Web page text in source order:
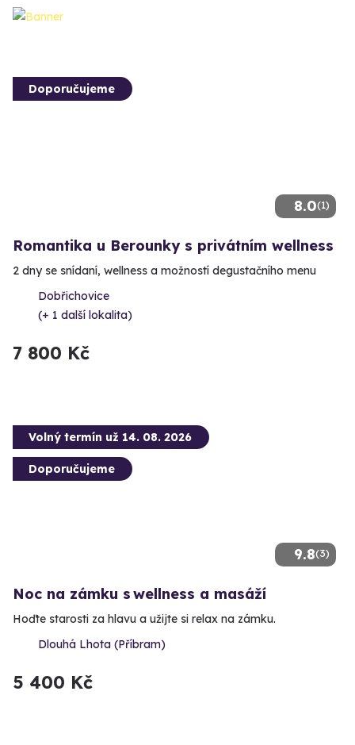
8.0(1)
Doporučujeme
Romantika u Berounky s privátním wellness
2 dny se snídaní, wellness a možností degustačního menu
Dobřichovice
(+ 1 další lokalita)
7 800 Kč
9.8(3)
Volný termín už 14. 08. 2026
Doporučujeme
Noc na zámku s wellness a masáží
Hoďte starosti za hlavu a užijte si relax na zámku.
Dlouhá Lhota (Příbram)
5 400 Kč